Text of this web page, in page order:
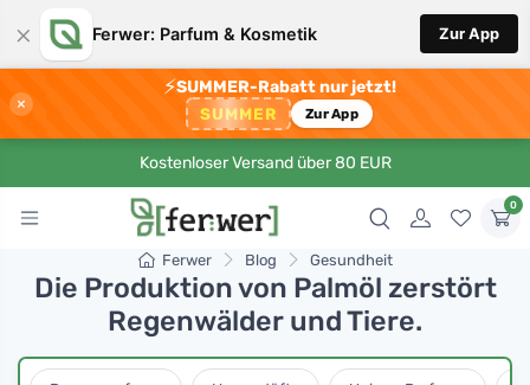
× Ferwer: Parfum & Kosmetik Zur App
×
⚡SUMMER-Rabatt nur jetzt!
SUMMER Zur App
Kostenloser Versand über 80 EUR
0
Ferwer Blog Gesundheit
Die Produktion von Palmöl zerstört
Regenwälder und Tiere.